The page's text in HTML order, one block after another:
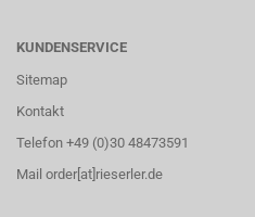
KUNDENSERVICE
Sitemap
Kontakt
Telefon +49 (0)30 48473591
Mail order[at]rieserler.de